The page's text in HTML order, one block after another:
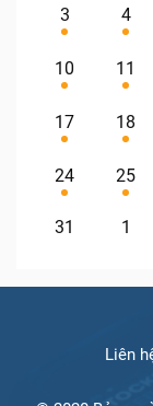
3 4
10 11
17 18
24 25
31 1
Liên